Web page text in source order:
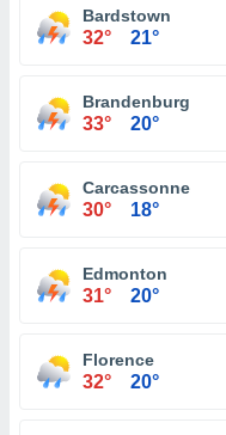
Bardstown
32° 21°
Brandenburg
33° 20°
Carcassonne
30° 18°
Edmonton
31° 20°
Florence
32° 20°